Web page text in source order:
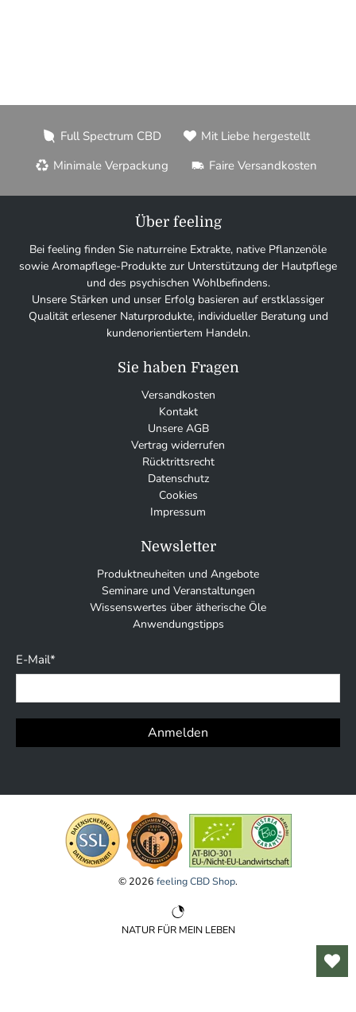
Full Spectrum CBD
Mit Liebe hergestellt
Minimale Verpackung
Faire Versandkosten
Über feeling
Bei feeling finden Sie naturreine Extrakte, native Pflanzenöle
sowie Aromapflege-Produkte zur Unterstützung der Hautpflege
und des psychischen Wohlbefindens.
Unsere Stärken und unser Erfolg basieren auf erstklassiger
Qualität erlesener Naturprodukte, individueller Beratung und
kundenorientiertem Handeln.
Sie haben Fragen
Versandkosten
Kontakt
Unsere AGB
Vertrag widerrufen
Rücktrittsrecht
Datenschutz
Cookies
Impressum
Newsletter
Produktneuheiten und Angebote
Seminare und Veranstaltungen
Wissenswertes über ätherische Öle
Anwendungstipps
E-Mail*
Anmelden
© 2026 feeling CBD Shop.
NATUR FÜR MEIN LEBEN